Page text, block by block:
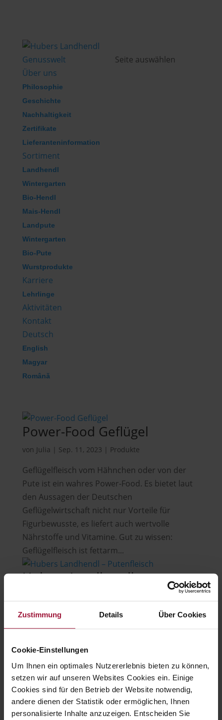
Zustimmung Details Über Cookies
Cookie-Einstellungen
Um Ihnen ein optimales Nutzererlebnis bieten zu können,
setzen wir auf unseren Websites Cookies ein. Einige
Cookies sind für den Betrieb der Website notwendig,
andere dienen der Statistik oder ermöglichen, Ihnen
personalisierte Inhalte anzuzeigen. Entscheiden Sie
Genusswelt
Über uns
Philosophie
Geschichte
Nachhaltigkeit
Zertifikate
Lieferanteninformation
Sortiment
Landhendl
Wintergarten
Bio-Hendl
Mais-Hendl
Landpute
Wintergarten
Bio-Pute
Wurstprodukte
Karriere
Lehrlinge
Aktivitäten
Kontakt
Deutsch
English
Magyar
Română
Seite auswählen
Power-Food Geflügel
von Julia | Sep. 11, 2023 | Produkte
Geflügelfleisch vom Hähnchen oder von der
Pute ist ein wahres Power-Food. Es bietet laut
den Aussagen der Deutschen
Geflügelwirtschaft nicht nur Vorteile für
Figurbewusste, es liefert auch wertvolle
Nährstoffe und Vitamine. Gut zu wissen:
Geflügelfleisch ist fettarm...
Hubers Landhendl –
Produkte
Unser Sortiment umfasst nur das Beste aus
die Land – Puten Produkte vor. Hubers
Landhendl Produkte überzeugen durch
ausgezeichnete Qualität und guten Geschmack.
Unser Geflügel stammt ausnahmslos aus
artgerechter...